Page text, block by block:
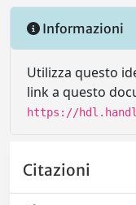
Informazioni
Utilizza questo
link a questo
https://
Citazioni